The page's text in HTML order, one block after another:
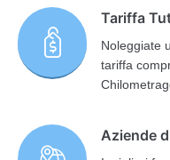
Tariffa
Noleggiate
tariffa
Aziende